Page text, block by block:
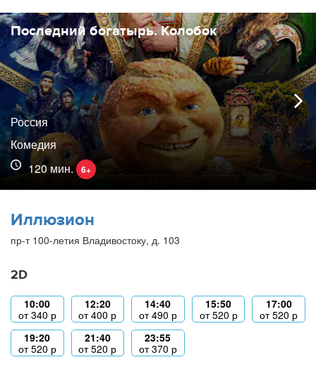
Последний богатырь. Колобок
Россия
Комедия
120 мин.
6+
Иллюзион
пр-т 100-летия Владивостоку, д. 103
2D
10:00
от340 р
12:20
от400 р
14:40
от490 р
15:50
от520 р
17:00
от520 р
19:20
от520 р
21:40
от520 р
23:55
от370 р